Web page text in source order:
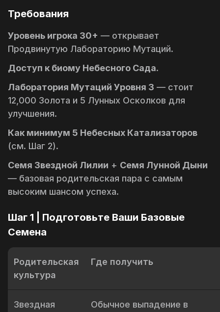
Требования
Уровень игрока 30+ — открывает
Продвинутую Лабораторию Мутаций.
Доступ к биому Небесного Сада.
Лаборатория Мутаций Уровня 3 — стоит
12,000 Золота и 5 Лунных Осколков для
улучшения.
Как минимум 5 Небесных Катализаторов
(см. Шаг 2).
Семя Звездной Лилии + Семя Лунной Дыни
— базовая родительская пара с самым
высоким шансом успеха.
Шаг 1 | Подготовьте Ваши Базовые
Семена
Родительская
культура
Где получить
Звездная
Обычное выпадение в